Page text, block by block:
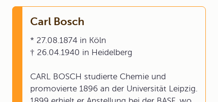
Carl Bosch
* 27.08.1874 in Köln
† 26.04.1940 in Heidelberg
CARL BOSCH studierte Chemie und
promovierte 1896 an der Universität Leipzig.